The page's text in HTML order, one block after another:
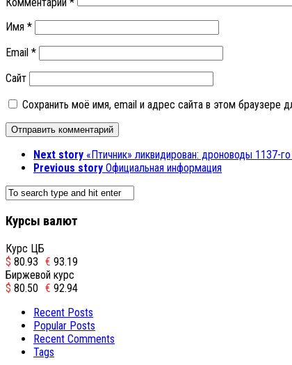
Комментарий *
Имя *
Email *
Сайт
Сохранить моё имя, email и адрес сайта в этом браузере
Next story «Птичник» ликвидирован: дроноводы 1137-
Previous story Официальная информация
Курсы валют
Курс ЦБ
$ 80.93 € 93.19
Биржевой курс
$ 80.50 € 92.94
Recent Posts
Popular Posts
Recent Comments
Tags